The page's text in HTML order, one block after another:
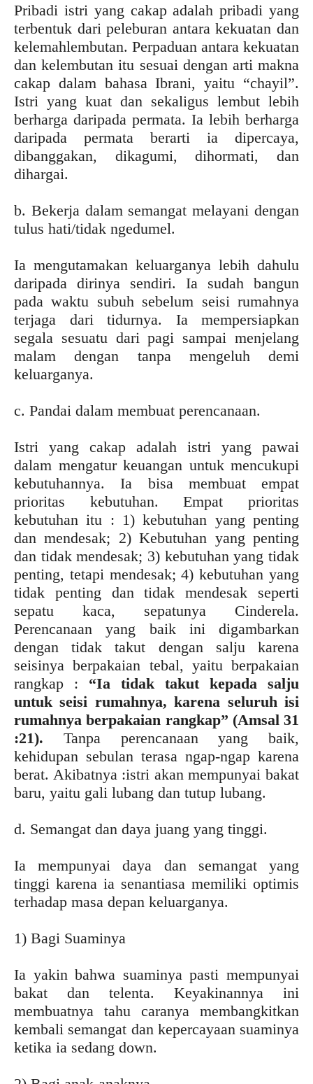
Pribadi istri yang cakap adalah pribadi yang
terbentuk dari peleburan antara kekuatan dan
kelemahlembutan. Perpaduan antara kekuatan
dan kelembutan itu sesuai dengan arti makna
cakap dalam bahasa Ibrani, yaitu “chayil”.
Istri yang kuat dan sekaligus lembut lebih
berharga daripada permata. Ia lebih berharga
daripada permata berarti ia dipercaya,
dibanggakan, dikagumi, dihormati, dan
dihargai.
b. Bekerja dalam semangat melayani dengan
tulus hati/tidak ngedumel.
Ia mengutamakan keluarganya lebih dahulu
daripada dirinya sendiri. Ia sudah bangun
pada waktu subuh sebelum seisi rumahnya
terjaga dari tidurnya. Ia mempersiapkan
segala sesuatu dari pagi sampai menjelang
malam dengan tanpa mengeluh demi
keluarganya.
c. Pandai dalam membuat perencanaan.
Istri yang cakap adalah istri yang pawai
dalam mengatur keuangan untuk mencukupi
kebutuhannya. Ia bisa membuat empat
prioritas kebutuhan. Empat prioritas
kebutuhan itu : 1) kebutuhan yang penting
dan mendesak; 2) Kebutuhan yang penting
dan tidak mendesak; 3) kebutuhan yang tidak
penting, tetapi mendesak; 4) kebutuhan yang
tidak penting dan tidak mendesak seperti
sepatu kaca, sepatunya Cinderela.
Perencanaan yang baik ini digambarkan
dengan tidak takut dengan salju karena
seisinya berpakaian tebal, yaitu berpakaian
rangkap : “Ia tidak takut kepada salju
untuk seisi rumahnya, karena seluruh isi
rumahnya berpakaian rangkap” (Amsal 31
:21). Tanpa perencanaan yang baik,
kehidupan sebulan terasa ngap-ngap karena
berat. Akibatnya :istri akan mempunyai bakat
baru, yaitu gali lubang dan tutup lubang.
d. Semangat dan daya juang yang tinggi.
Ia mempunyai daya dan semangat yang
tinggi karena ia senantiasa memiliki optimis
terhadap masa depan keluarganya.
1) Bagi Suaminya
Ia yakin bahwa suaminya pasti mempunyai
bakat dan telenta. Keyakinannya ini
membuatnya tahu caranya membangkitkan
kembali semangat dan kepercayaan suaminya
ketika ia sedang down.